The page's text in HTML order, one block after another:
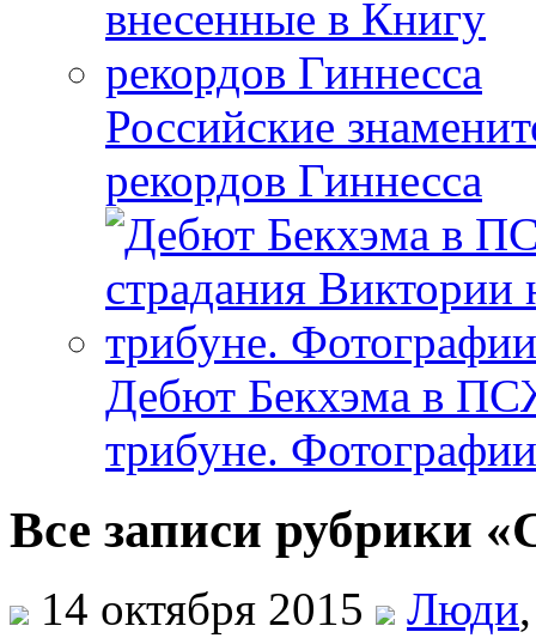
Российские
рекордов Гиннесса
Дебют Бекхэма в
трибуне. Фотографии
Все записи рубрики
14 октября 2015 Люди